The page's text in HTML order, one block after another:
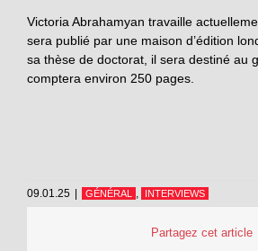
Victoria Abrahamyan travaille
sera publié par une maison d’édition
sa thèse de doctorat, il sera destiné au
comptera environ 250 pages.
09.01.25 GÉNÉRAL , INTERVIEWS
Partagez cet article